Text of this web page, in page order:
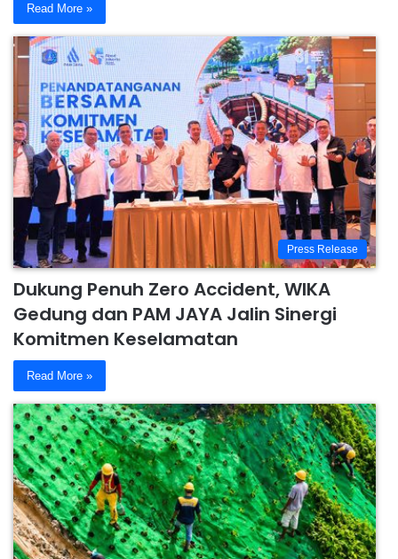
Read More »
Press Release
Dukung Penuh Zero Accident, WIKA
Gedung dan PAM JAYA Jalin Sinergi
Komitmen Keselamatan
Read More »